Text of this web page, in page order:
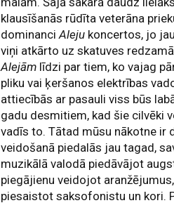
klausīšanās rūdīta veterāna
dominanciAleju koncertos, jo
viņi atkārto uz skatuves
Alejām līdzi par tiem, ko vajag
pliku vai ķeršanos elektrības
attiecībās ar pasauli viss būs
gadu desmitiem, kad šie cilvēki
vadīs to. Tātad mūsu nākotne ir
veidošanā piedalās jau tagad,
muzikālā valodā piedāvājot
piegājienu veidojot
piesaistot saksofonistu un kori.